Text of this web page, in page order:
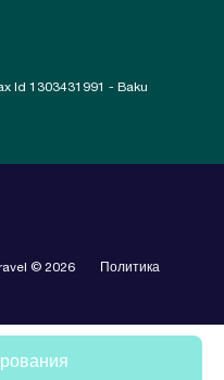
Id 1303431991 - Baku
© 2026
Политика